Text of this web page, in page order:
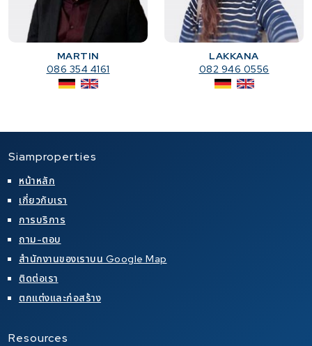
MARTIN
086 354 4161
LAKKANA
082 946 0556
Siamproperties
หน้าหลัก
เกี่ยวกับเรา
การบริการ
ถาม-ตอบ
สำนักงานของเราบน Google Map
ติดต่อเรา
ตกแต่งและก่อสร้าง
Resources